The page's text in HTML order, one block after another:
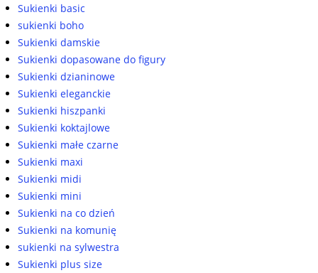
Sukienki basic
sukienki boho
Sukienki damskie
Sukienki dopasowane do figury
Sukienki dzianinowe
Sukienki eleganckie
Sukienki hiszpanki
Sukienki koktajlowe
Sukienki małe czarne
Sukienki maxi
Sukienki midi
Sukienki mini
Sukienki na co dzień
Sukienki na komunię
sukienki na sylwestra
Sukienki plus size